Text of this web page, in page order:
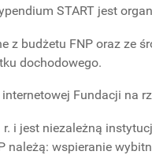
START jest
z budżetu FNP oraz ze
dochodowego.
Fundacji na
r. i jest niezależną
wspieranie